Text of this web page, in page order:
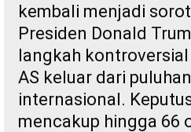
kembali menjadi
Presiden Donald
langkah
AS keluar dari
internasional.
mencakup hingga 66